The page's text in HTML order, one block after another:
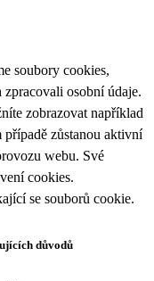
soubory cookies,
osobní údaje.
zobrazovat například
případě zůstanou aktivní
webu. Své
cookies.
se souborů cookie.
důvodů